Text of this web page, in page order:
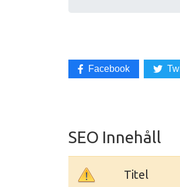
Facebook
SEO Innehåll
Titel